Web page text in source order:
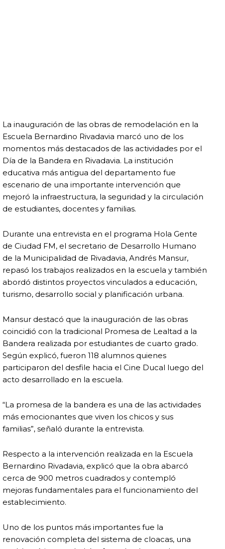
La inauguración de las obras de remodelación en la
Escuela Bernardino Rivadavia marcó uno de los
momentos más destacados de las actividades por el
Día de la Bandera en Rivadavia. La institución
educativa más antigua del departamento fue
escenario de una importante intervención que
mejoró la infraestructura, la seguridad y la circulación
de estudiantes, docentes y familias.
Durante una entrevista en el programa Hola Gente
de Ciudad FM, el secretario de Desarrollo Humano
de la Municipalidad de Rivadavia, Andrés Mansur,
repasó los trabajos realizados en la escuela y también
abordó distintos proyectos vinculados a educación,
turismo, desarrollo social y planificación urbana.
Mansur destacó que la inauguración de las obras
coincidió con la tradicional Promesa de Lealtad a la
Bandera realizada por estudiantes de cuarto grado.
Según explicó, fueron 118 alumnos quienes
participaron del desfile hacia el Cine Ducal luego del
acto desarrollado en la escuela.
“La promesa de la bandera es una de las actividades
más emocionantes que viven los chicos y sus
familias”, señaló durante la entrevista.
Respecto a la intervención realizada en la Escuela
Bernardino Rivadavia, explicó que la obra abarcó
cerca de 900 metros cuadrados y contempló
mejoras fundamentales para el funcionamiento del
establecimiento.
Uno de los puntos más importantes fue la
renovación completa del sistema de cloacas, una